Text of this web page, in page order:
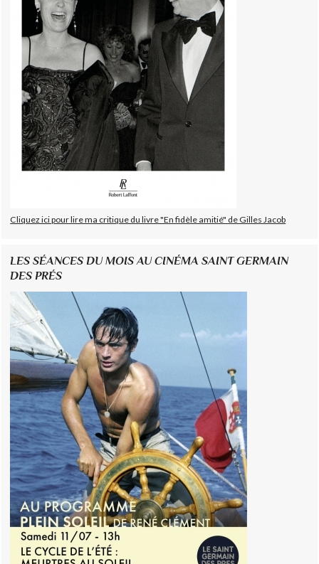
Cliquez ici pour lire ma critique du livre "En fidèle amitié" de Gilles Jacob
LES SÉANCES DU MOIS AU CINÉMA SAINT GERMAIN
DES PRÉS